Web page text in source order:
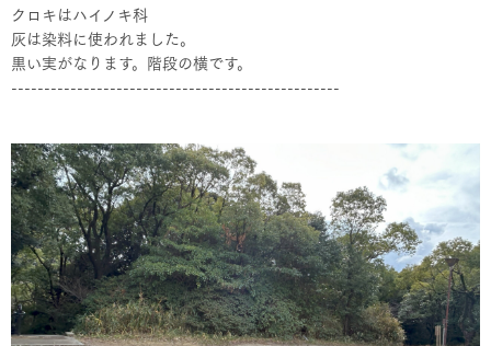
クロキはハイノキ科
灰は染料に使われました。
黒い実がなります。階段の横です。
--------------------------------------------------